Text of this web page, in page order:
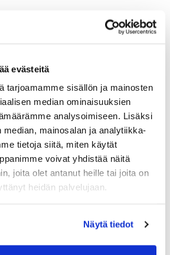
evästeitä
tarjoamamme sisällön ja mainosten
median ominaisuuksien
analysoimiseen. Lisäksi
median, mainosalan ja analytiikka-
tietoja siitä, miten käytät
voivat yhdistää näitä
joita olet antanut heille tai joita on
heidän palvelujaan.
Näytä tiedot